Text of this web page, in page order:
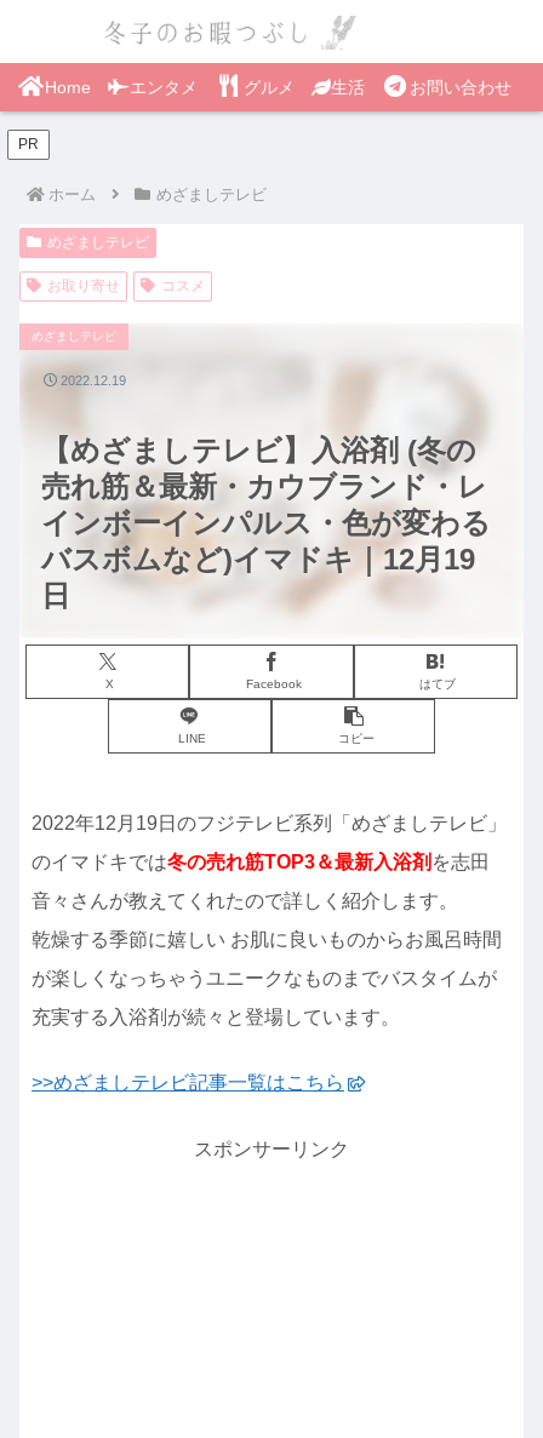
Home エンタメ グルメ 生活 お問い合わせ
PR
ホーム めざましテレビ
めざましテレビ
お取り寄せ コスメ
【めざましテレビ】入浴剤 (冬の
売れ筋＆最新・カウブランド・レ
インボーインパルス・色が変わる
バスボムなど)イマドキ｜12月19
日
めざましテレビ
X Facebook はてブ
LINE コピー
2022.12.19
2022年12月19日のフジテレビ系列「めざましテレビ」
のイマドキでは冬の売れ筋TOP3＆最新入浴剤 を志田
音々さんが教えてくれたので詳しく紹介します。
乾燥する季節に嬉しい お肌に良いものからお風呂時間
が楽しくなっちゃうユニークなものまでバスタイムが
充実する入浴剤が続々と登場しています。
>>めざましテレビ記事一覧はこちら
スポンサーリンク